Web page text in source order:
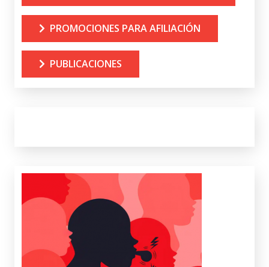
PROMOCIONES PARA AFILIACIÓN
PUBLICACIONES